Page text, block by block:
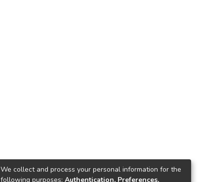
We collect and process your personal information for the
following purposes: Authentication, Preferences,